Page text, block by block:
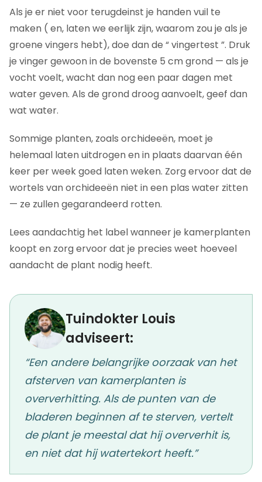
Als je er niet voor terugdeinst je handen vuil te
maken ( en, laten we eerlijk zijn, waarom zou je als je
groene vingers hebt), doe dan de “ vingertest ”. Druk
je vinger gewoon in de bovenste 5 cm grond — als je
vocht voelt, wacht dan nog een paar dagen met
water geven. Als de grond droog aanvoelt, geef dan
wat water.
Sommige planten, zoals orchideeën, moet je
helemaal laten uitdrogen en in plaats daarvan één
keer per week goed laten weken. Zorg ervoor dat de
wortels van orchideeën niet in een plas water zitten
— ze zullen gegarandeerd rotten.
Lees aandachtig het label wanneer je kamerplanten
koopt en zorg ervoor dat je precies weet hoeveel
aandacht de plant nodig heeft.
Tuindokter Louis
adviseert:
“Een andere belangrijke oorzaak van het
afsterven van kamerplanten is
oververhitting. Als de punten van de
bladeren beginnen af te sterven, vertelt
de plant je meestal dat hij oververhit is,
en niet dat hij watertekort heeft.”